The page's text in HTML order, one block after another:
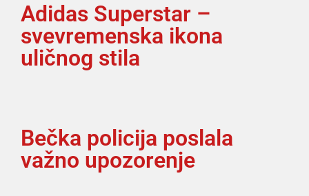
Adidas Superstar –
svevremenska ikona
uličnog stila
Bečka policija poslala
važno upozorenje